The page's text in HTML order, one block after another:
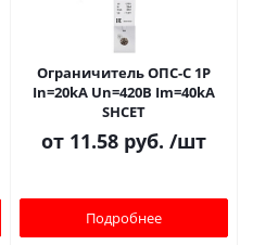
Ограничитель ОПС-С 1P
In=20kA Un=420B Im=40kA
SHCET
от 11.58 руб. /шт
Подробнее